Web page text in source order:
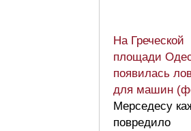
На Греческой
площади
появилась
для машин
Мерседесу
повредило